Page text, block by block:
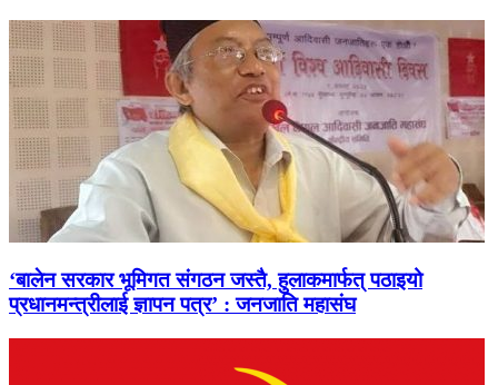
‘बालेन सरकार भूमिगत संगठन जस्तै, हुलाकमार्फत् पठाइयो
प्रधानमन्त्रीलाई ज्ञापन पत्र’ : जनजाति महासंघ